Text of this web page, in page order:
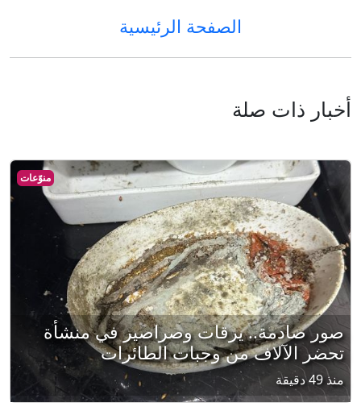
الصفحة الرئيسية
أخبار ذات صلة
منوّعات
صور صادمة.. يرقات وصراصير في منشأة
تحضر الآلاف من وجبات الطائرات
منذ 49 دقيقة